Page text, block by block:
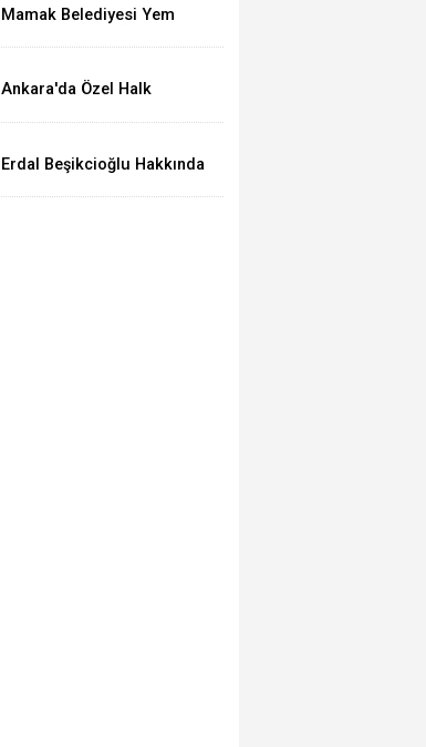
Mamak Belediyesi Yem
Ankara'da Özel Halk
Erdal Beşikcioğlu Hakkında